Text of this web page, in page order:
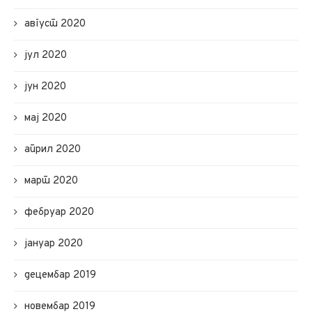
август 2020
јул 2020
јун 2020
мај 2020
април 2020
март 2020
фебруар 2020
јануар 2020
децембар 2019
новембар 2019